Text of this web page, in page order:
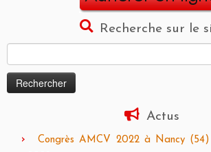
Recherche sur le
Actus
Congrès AMCV 2022 à Nancy